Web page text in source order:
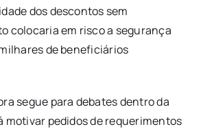
dos descontos sem
colocaria em risco a segurança
de beneficiários
segue para debates dentro da
motivar pedidos de requerimentos